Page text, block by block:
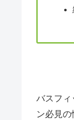
バスフィ
ン必見の